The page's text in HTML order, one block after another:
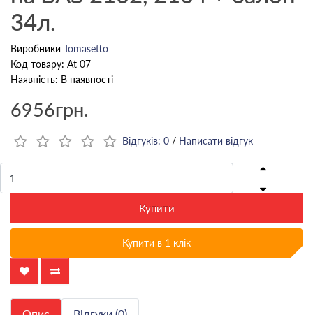
34л.
Виробники Tomasetto
Код товару: At 07
Наявність: В наявності
6956грн.
Відгуків: 0 / Написати відгук
Купити
Купити в 1 клік